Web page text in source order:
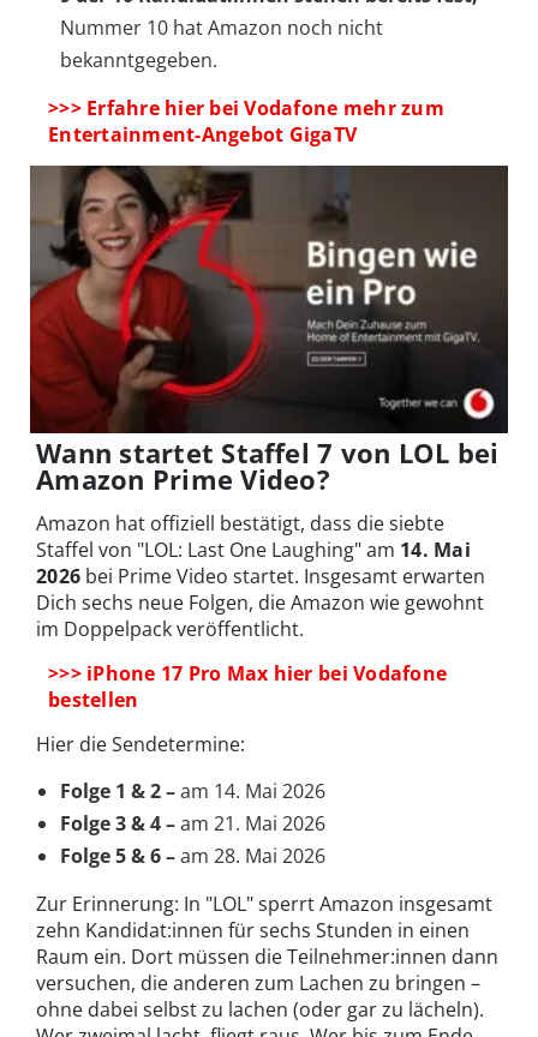
Nummer 10 hat Amazon noch nicht
bekanntgegeben.
>>> Erfahre hier bei Vodafone mehr zum
Entertainment-Angebot GigaTV
Wann startet Staffel 7 von LOL bei
Amazon Prime Video?
Amazon hat offiziell bestätigt, dass die siebte
Staffel von "LOL: Last One Laughing" am 14. Mai
2026 bei Prime Video startet. Insgesamt erwarten
Dich sechs neue Folgen, die Amazon wie gewohnt
im Doppelpack veröffentlicht.
>>> iPhone 17 Pro Max hier bei Vodafone
bestellen
Hier die Sendetermine:
Folge 1 & 2 –am 14. Mai 2026
Folge 3 & 4 –am 21. Mai 2026
Folge 5 & 6 –am 28. Mai 2026
Zur Erinnerung: In "LOL" sperrt Amazon insgesamt
zehn Kandidat:innen für sechs Stunden in einen
Raum ein. Dort müssen die Teilnehmer:innen dann
versuchen, die anderen zum Lachen zu bringen –
ohne dabei selbst zu lachen (oder gar zu lächeln).